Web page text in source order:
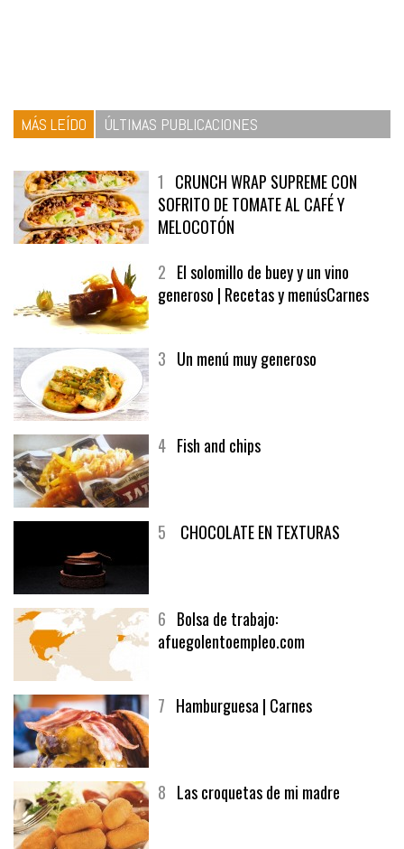
MÁS LEÍDO ÚLTIMAS PUBLICACIONES
1 CRUNCH WRAP SUPREME CON
SOFRITO DE TOMATE AL CAFÉ Y
MELOCOTÓN
2 El solomillo de buey y un vino
generoso | Recetas y menúsCarnes
3 Un menú muy generoso
4 Fish and chips
5 CHOCOLATE EN TEXTURAS
6 Bolsa de trabajo:
afuegolentoempleo.com
7 Hamburguesa | Carnes
8 Las croquetas de mi madre